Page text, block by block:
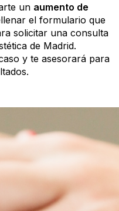
un aumento de
el formulario que
solicitar una consulta
de Madrid.
y te asesorará para